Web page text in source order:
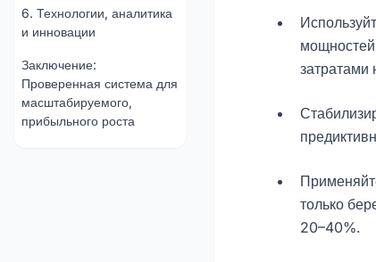
6. Технологии, аналитика
и инновации
Заключение:
Проверенная система для
масштабируемого,
прибыльного роста
затратами
только
20–40%.